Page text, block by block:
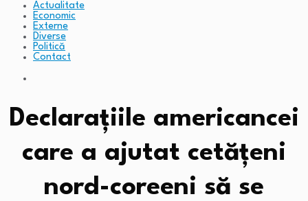
Actualitate
Economic
Externe
Diverse
Politică
Contact
Declarațiile americancei
care a ajutat cetățeni
nord-coreeni să se